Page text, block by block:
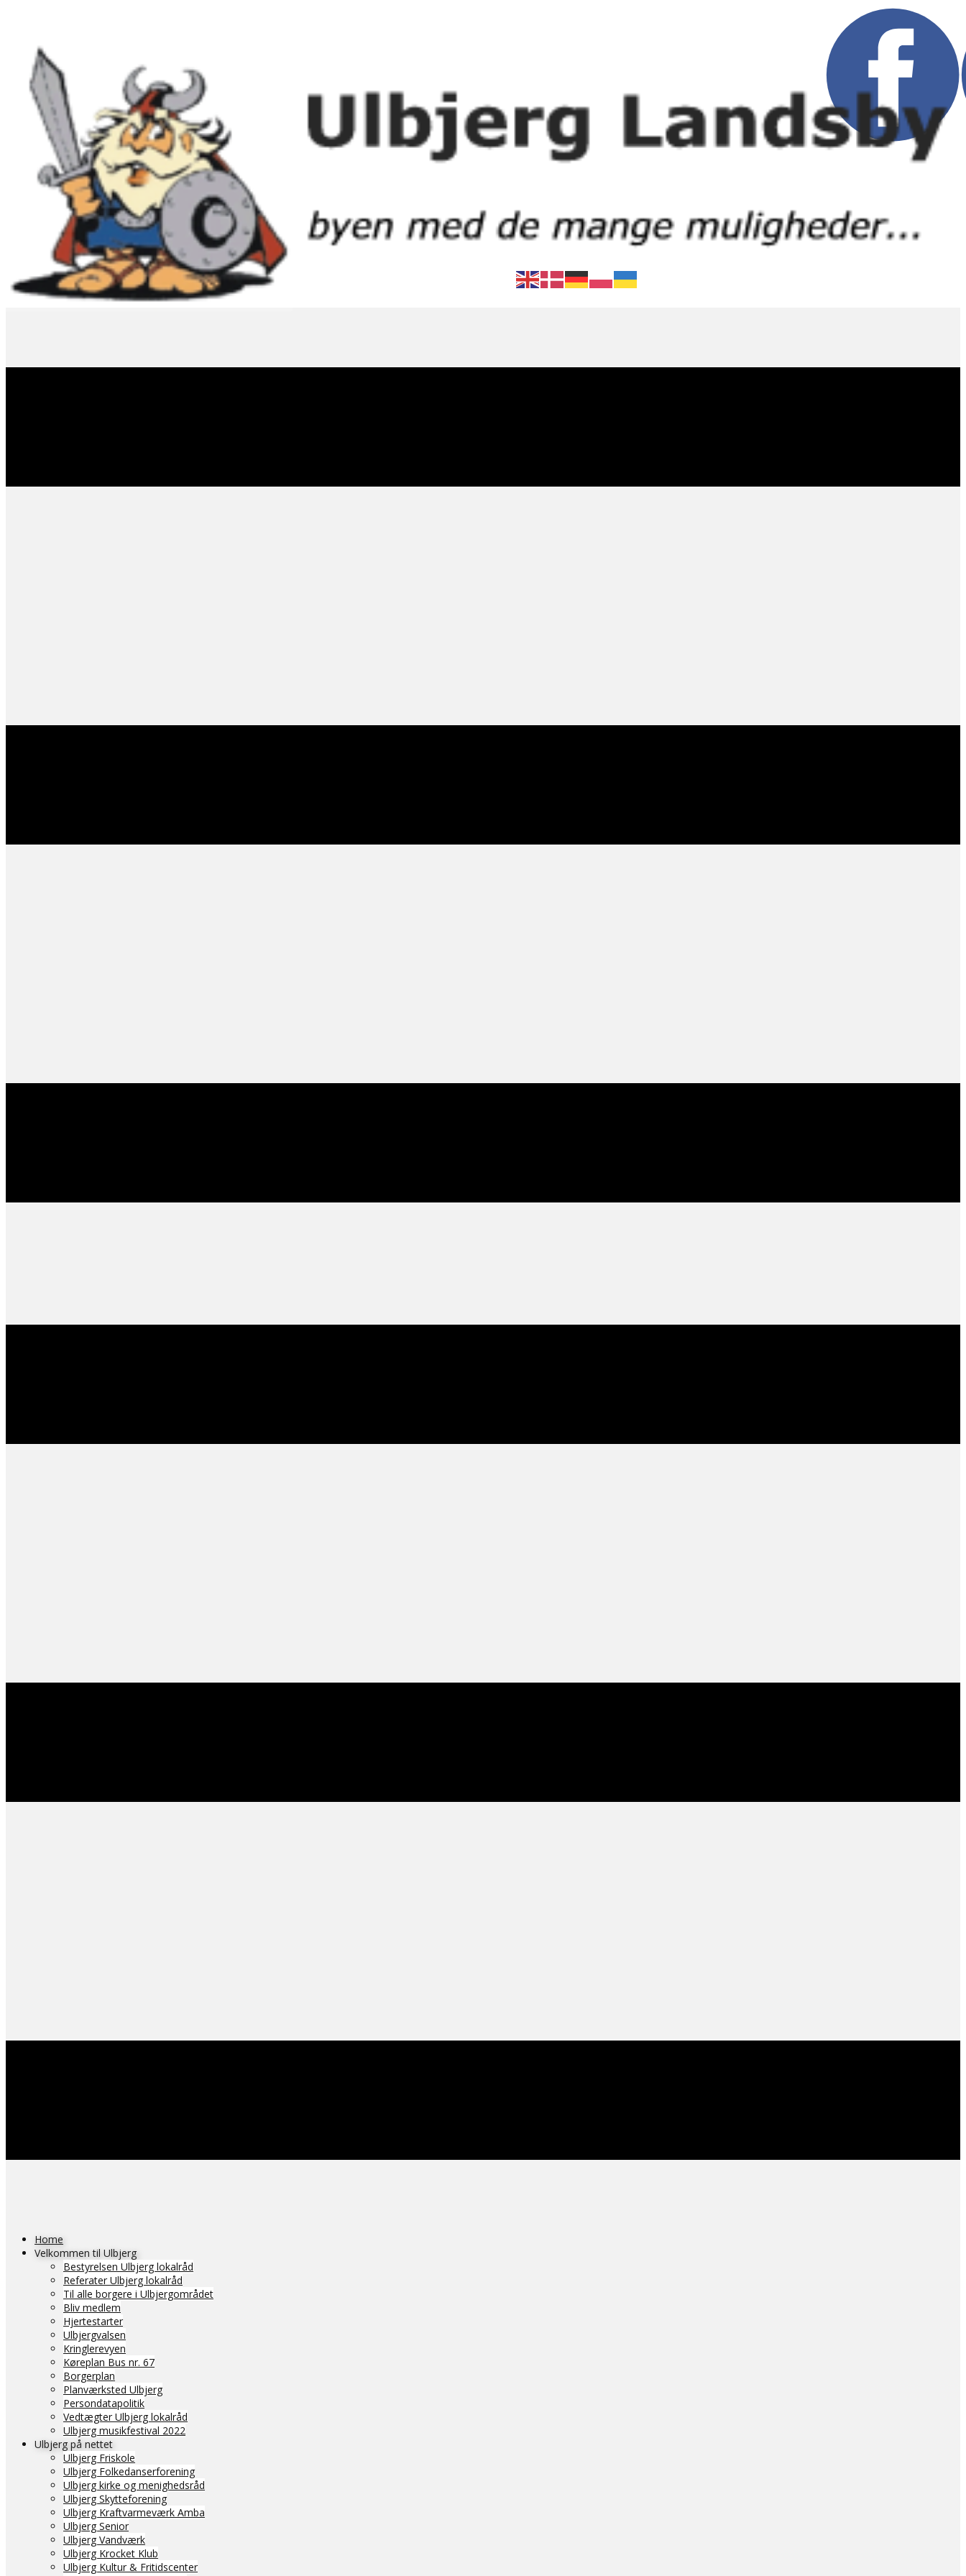
Home
Velkommen til Ulbjerg
Bestyrelsen Ulbjerg lokalråd
Referater Ulbjerg lokalråd
Til alle borgere i Ulbjergområdet
Bliv medlem
Hjertestarter
Ulbjergvalsen
Kringlerevyen
Køreplan Bus nr. 67
Borgerplan
Planværksted Ulbjerg
Persondatapolitik
Vedtægter Ulbjerg lokalråd
Ulbjerg musikfestival 2022
Ulbjerg på nettet
Ulbjerg Friskole
Ulbjerg Folkedanserforening
Ulbjerg kirke og menighedsråd
Ulbjerg Skytteforening
Ulbjerg Kraftvarmeværk Amba
Ulbjerg Senior
Ulbjerg Vandværk
Ulbjerg Krocket Klub
Ulbjerg Kultur & Fritidscenter